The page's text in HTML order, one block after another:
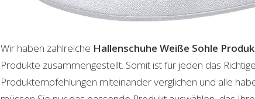
Wir haben zahlreiche Hallenschuhe Weiße Sohle
Produkte zusammengestellt. Somit ist für jeden das
Produktempfehlungen miteinander verglichen und alle